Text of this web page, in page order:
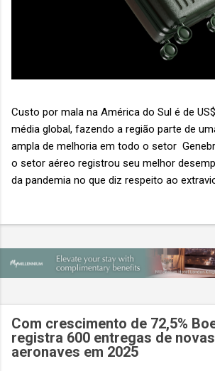
Custo por mala na América do Sul é de
média global, fazendo a região parte de
ampla de melhoria em todo o setor
o setor aéreo registrou seu melhor
da pandemia no que diz respeito ao
“Baggage IT Insights” de 2026 da SITA, a
desse importante estudo de referência à
custa ao setor US$ 6,3 bilhões anualmente.
extraviada acarreta um custo médio de US$
lucro líquido médio de apenas US$ 8 por
Com crescimento de 72,5%
registra 600 entregas de novas
aeronaves em 2025